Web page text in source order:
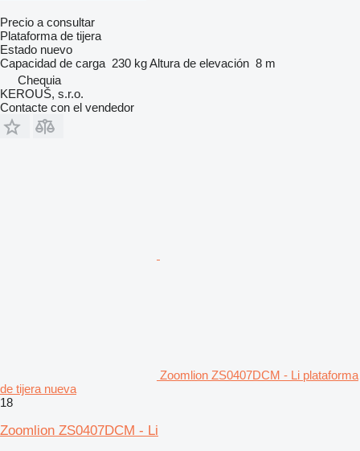
Precio a consultar
Plataforma de tijera
Estado nuevo
Capacidad de carga 230 kgAltura de elevación 8 m
Chequia
KEROUŠ, s.r.o.
Contacte con el vendedor
Zoomlion ZS0407DCM - Li plataforma
de tijera nueva
18
Zoomlion ZS0407DCM - Li